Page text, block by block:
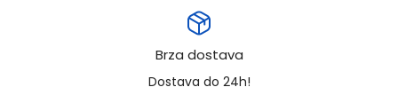
Brza dostava
Dostava do 24h!